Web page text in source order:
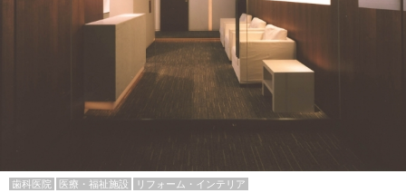
歯科医院 医療・福祉施設 リフォーム・インテリア